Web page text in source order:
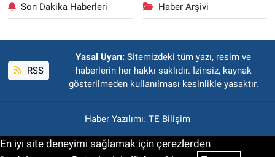
Son Dakika Haberleri Haber Arşivi
RSS
Yasal Uyarı: Sitemizdeki tüm yazı, resim ve
haberlerin her hakkı saklıdır. İzinsiz, kaynak
gösterilmeden kullanılması kesinlikle yasaktır.
Haber Yazılımı: TE Bilişim
En iyi site deneyimi sağlamak için çerezlerden